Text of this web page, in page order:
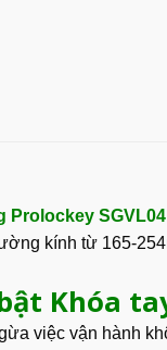
Prolockey SGVL04
kính từ 165-
Khóa
việc vận hành